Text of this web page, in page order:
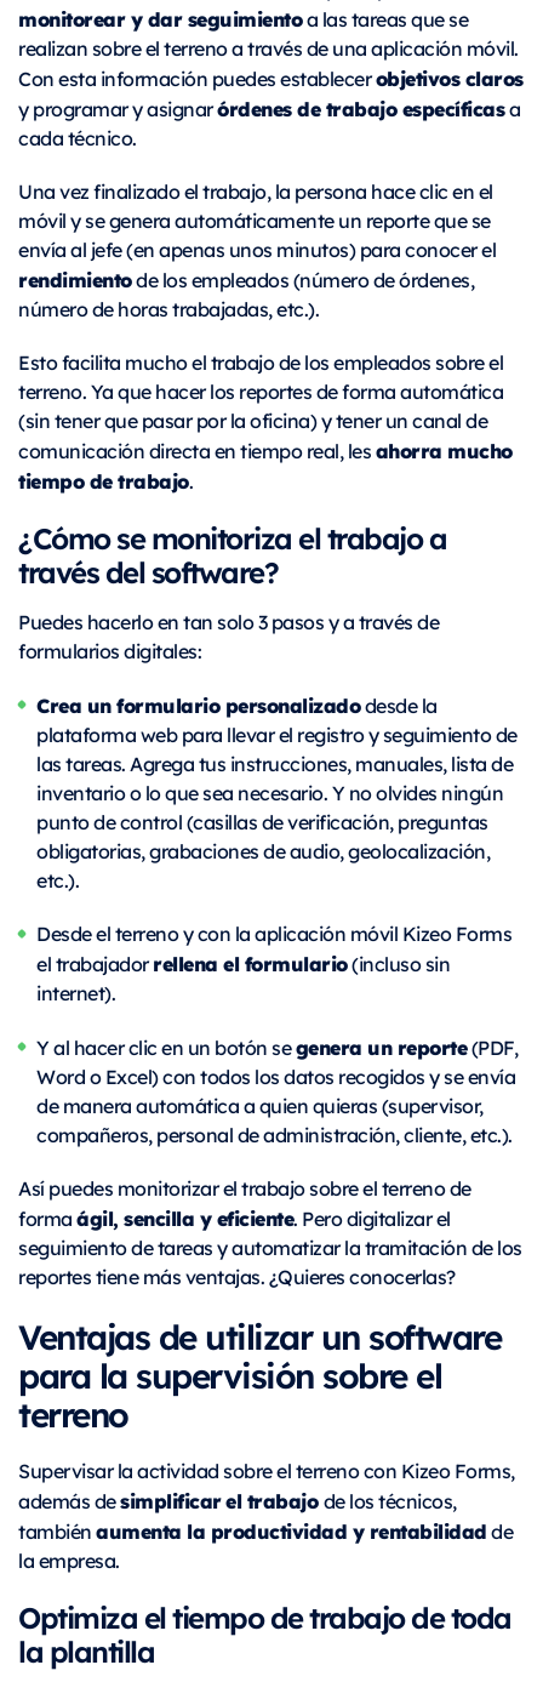
monitorear y dar seguimientoa las tareas que se
realizan sobre el terreno a través de una aplicación móvil.
Con esta información puedes establecerobjetivos claros
y programar y asignarórdenes de trabajo específicasa
cada técnico.
Una vez finalizado el trabajo, la persona hace clic en el
móvil y se genera automáticamente un reporte que se
envía al jefe (en apenas unos minutos) para conocer el
rendimientode los empleados (número de órdenes,
número de horas trabajadas, etc.).
Esto facilita mucho el trabajo de los empleados sobre el
terreno. Ya que hacer los reportes de forma automática
(sin tener que pasar por la oficina) y tener un canal de
comunicación directa en tiempo real, lesahorra mucho
tiempo de trabajo.
¿Cómo se monitoriza el trabajo a
través del software?
Puedes hacerlo en tan solo 3 pasos y a través de
formularios digitales:
Crea un formulario personalizadodesde la
plataforma web para llevar el registro y seguimiento de
las tareas. Agrega tus instrucciones, manuales, lista de
inventario o lo que sea necesario. Y no olvides ningún
punto de control (casillas de verificación, preguntas
obligatorias, grabaciones de audio, geolocalización,
etc.).
Desde el terreno y con la aplicación móvil Kizeo Forms
el trabajadorrellena el formulario(incluso sin
internet).
Y al hacer clic en un botón segenera un reporte(PDF,
Word o Excel) con todos los datos recogidos y se envía
de manera automática a quien quieras (supervisor,
compañeros, personal de administración, cliente, etc.).
Así puedes monitorizar el trabajo sobre el terreno de
formaágil, sencilla y eficiente. Pero digitalizar el
seguimiento de tareas y automatizar la tramitación de los
reportes tiene más ventajas. ¿Quieres conocerlas?
Ventajas de utilizar un software
para la supervisión sobre el
terreno
Supervisar la actividad sobre el terreno con Kizeo Forms,
además desimplificarel trabajode los técnicos,
tambiénaumenta la productividad y rentabilidadde
la empresa.
Optimiza el tiempo de trabajo de toda
la plantilla